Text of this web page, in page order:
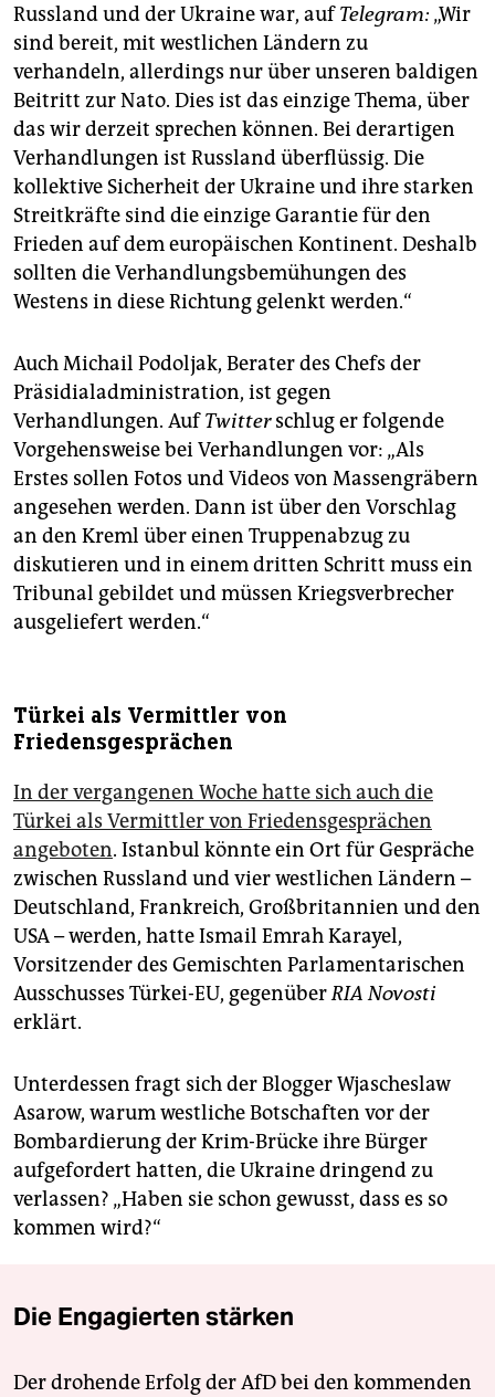
Russland und der Ukraine war, aufTelegram: „Wir
sind bereit, mit westlichen Ländern zu
verhandeln, allerdings nur über unseren baldigen
Beitritt zur Nato. Dies ist das einzige Thema, über
das wir derzeit sprechen können. Bei derartigen
Verhandlungen ist Russland überflüssig. Die
kollektive Sicherheit der Ukraine und ihre starken
Streitkräfte sind die einzige Garantie für den
Frieden auf dem europäischen Kontinent. Deshalb
sollten die Verhandlungsbemühungen des
Westens in diese Richtung gelenkt werden.“
Auch Michail Podoljak, Berater des Chefs der
Präsidialadministration, ist gegen
Verhandlungen. AufTwitterschlug er folgende
Vorgehensweise bei Verhandlungen vor: „Als
Erstes sollen Fotos und Videos von Massengräbern
angesehen werden. Dann ist über den Vorschlag
an den Kreml über einen Truppenabzug zu
diskutieren und in einem dritten Schritt muss ein
Tribunal gebildet und müssen Kriegsverbrecher
ausgeliefert werden.“
Türkei als Vermittler von
Friedensgesprächen
In der vergangenen Woche hatte sich auch die
Türkei als Vermittler von Friedensgesprächen
angeboten. Istanbul könnte ein Ort für Gespräche
zwischen Russland und vier westlichen Ländern –
Deutschland, Frankreich, Großbritannien und den
USA – werden, hatte Ismail Emrah Karayel,
Vorsitzender des Gemischten Parlamentarischen
Ausschusses Türkei-EU, gegenüberRIA Novosti
erklärt.
Unterdessen fragt sich der Blogger Wjascheslaw
Asarow, warum westliche Botschaften vor der
Bombardierung der Krim-Brücke ihre Bürger
aufgefordert hatten, die Ukraine dringend zu
verlassen? „Haben sie schon gewusst, dass es so
kommen wird?“
Die Engagierten stärken
Der drohende Erfolg der AfD bei den kommenden